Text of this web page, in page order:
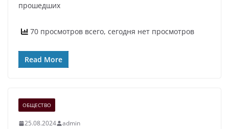
прошедших
70 просмотров всего, сегодня нет просмотров
Read More
ОБЩЕСТВО
25.08.2024 admin